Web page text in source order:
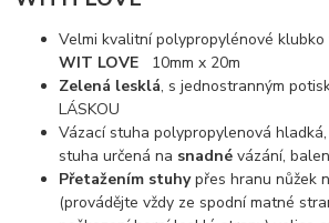
Velmi kvalitní polypropylénové klubko
WIT LOVE
10mm x 20m
Zelená lesklá, s jednostranným
LÁSKOU
Vázací stuha polypropylenová
stuha určená na snadné vázání,
Přetažením stuhypřes hranu nůžek
(provádějte vždy ze spodní matné